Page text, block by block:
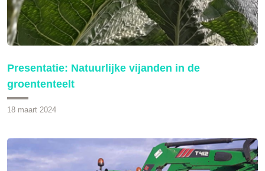
Presentatie: Natuurlijke vijanden in de
groententeelt
18 maart 2024